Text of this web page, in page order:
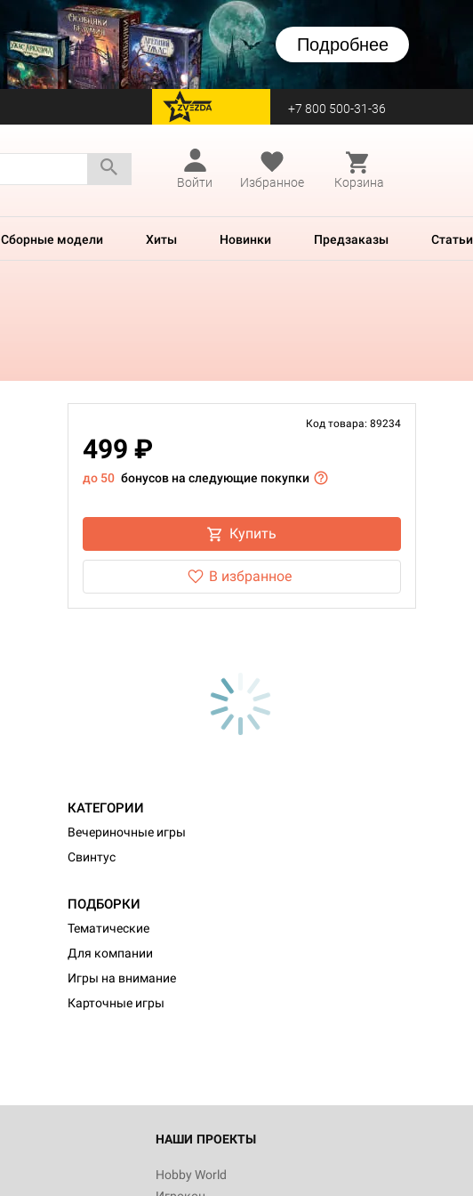
Подробнее
перейти на Zvezda +7 800 500-31-36
Войти
Избранное Корзина
Сборные модели Хиты Новинки Предзаказы Статьи
Код товара: 89234
499 ₽
до 50 бонусов на следующие покупки
Купить
В избранное
КАТЕГОРИИ
Вечериночные игры
Свинтус
ПОДБОРКИ
Тематические
Для компании
Игры на внимание
Карточные игры
НАШИ ПРОЕКТЫ
Hobby World